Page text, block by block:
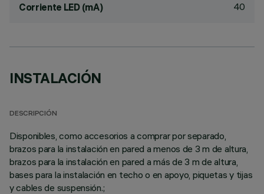
Corriente LED (mA) 40
INSTALACIÓN
DESCRIPCIÓN
Disponibles, como accesorios a comprar por separado,
brazos para la instalación en pared a menos de 3 m de altura,
brazos para la instalación en pared a más de 3 m de altura,
bases para la instalación en techo o en apoyo, piquetas y tijas
y cables de suspensión.;